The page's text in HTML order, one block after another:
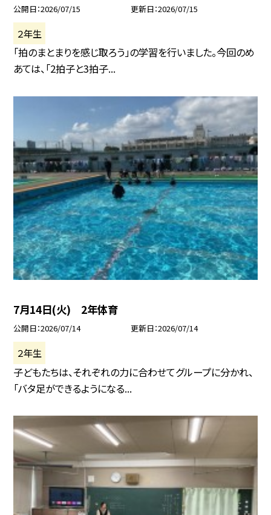
公開日 2026/07/15 更新日 2026/07/15
２年生
「拍のまとまりを感じ取ろう」の学習を行いました。今回のめ
あては、「2拍子と3拍子...
7月14日(火) 2年体育
公開日 2026/07/14 更新日 2026/07/14
２年生
子どもたちは、それぞれの力に合わせてグループに分かれ、
「バタ足ができるようになる...